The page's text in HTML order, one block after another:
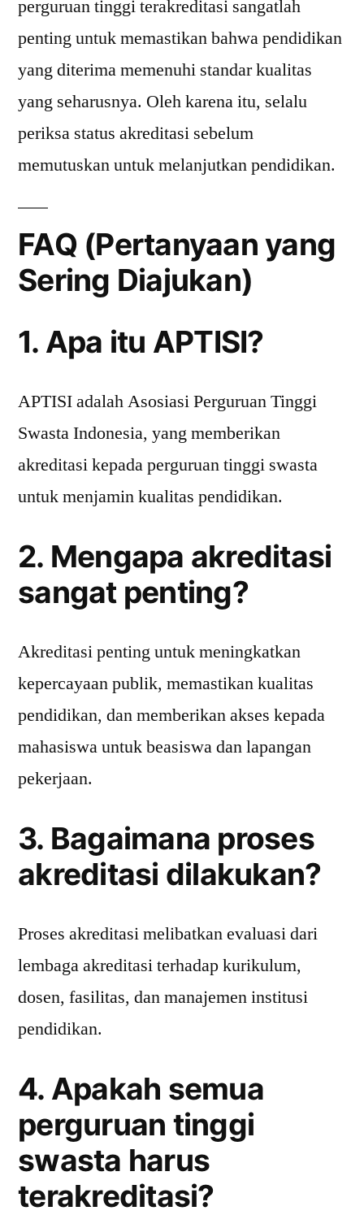
perguruan tinggi terakreditasi sangatlah
penting untuk memastikan bahwa pendidikan
yang diterima memenuhi standar kualitas
yang seharusnya. Oleh karena itu, selalu
periksa status akreditasi sebelum
memutuskan untuk melanjutkan pendidikan.
FAQ (Pertanyaan yang
Sering Diajukan)
1. Apa itu APTISI?
APTISI adalah Asosiasi Perguruan Tinggi
Swasta Indonesia, yang memberikan
akreditasi kepada perguruan tinggi swasta
untuk menjamin kualitas pendidikan.
2. Mengapa akreditasi
sangat penting?
Akreditasi penting untuk meningkatkan
kepercayaan publik, memastikan kualitas
pendidikan, dan memberikan akses kepada
mahasiswa untuk beasiswa dan lapangan
pekerjaan.
3. Bagaimana proses
akreditasi dilakukan?
Proses akreditasi melibatkan evaluasi dari
lembaga akreditasi terhadap kurikulum,
dosen, fasilitas, dan manajemen institusi
pendidikan.
4. Apakah semua
perguruan tinggi
swasta harus
terakreditasi?